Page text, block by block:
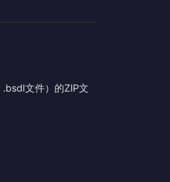
文件）的ZIP文